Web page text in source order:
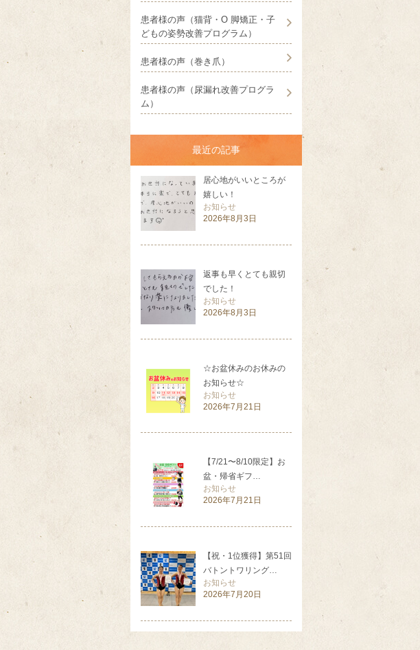
患者様の声（猫背・O 脚矯正・子
どもの姿勢改善プログラム）
患者様の声（巻き爪）
患者様の声（尿漏れ改善プログラ
ム）
最近の記事
居心地がいいところが
嬉しい！
お知らせ
2026年8月3日
返事も早くとても親切
でした！
お知らせ
2026年8月3日
☆お盆休みのお休みの
お知らせ☆
お知らせ
2026年7月21日
【7/21〜8/10限定】お
盆・帰省ギフ…
お知らせ
2026年7月21日
【祝・1位獲得】第51回
バトントワリング…
お知らせ
2026年7月20日